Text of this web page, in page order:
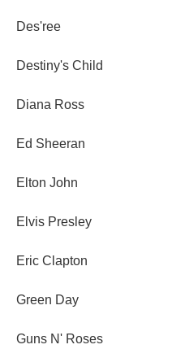
Des'ree
Destiny's Child
Diana Ross
Ed Sheeran
Elton John
Elvis Presley
Eric Clapton
Green Day
Guns N' Roses